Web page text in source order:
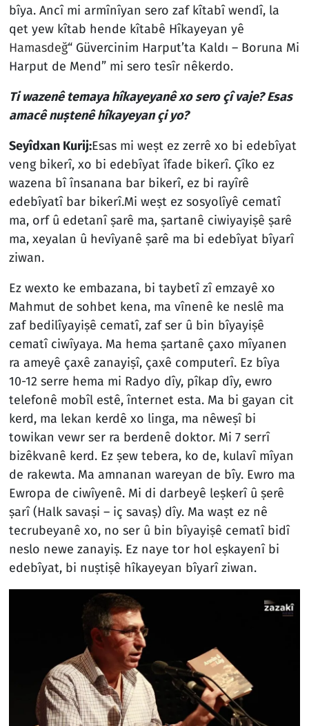
bîya. Ancî mi armînîyan sero zaf kîtabî wendî, la
qet yew kîtab hende kîtabê Hîkayeyan yê
Hamasdeğ“ Güvercinim Harput’ta Kaldı – Boruna Mi
Harput de Mend” mi sero tesîr nêkerdo.
Ti wazenê temaya hîkayeyanê xo sero çî vaje? Esas
amacê nuṣtenê hîkayeyan çi yo?
Seyîdxan Kurij:Esas mi weṣt ez zerrê xo bi edebîyat
veng bikerî, xo bi edebîyat îfade bikerî. Çîko ez
wazena bî însanana bar bikerî, ez bi rayîrê
edebîyatî bar bikerî.Mi weṣt ez sosyolîyê cematî
ma, orf û edetanî ṣarê ma, ṣartanê ciwiyayiṣê ṣarê
ma, xeyalan û hevîyanê ṣarê ma bi edebîyat bîyarî
ziwan.
Ez wexto ke embazana, bi taybetî zî emzayê xo
Mahmut de sohbet kena, ma vînenê ke neslê ma
zaf bedilîyayiṣê cematî, zaf ser û bin bîyayiṣê
cematî ciwîyaya. Ma hema ṣartanê çaxo mîyanen
ra ameyê çaxê zanayiṣî, çaxê computerî. Ez bîya
10-12 serre hema mi Radyo dîy, pîkap dîy, ewro
telefonê mobîl estê, înternet esta. Ma bi gayan cit
kerd, ma lekan kerdê xo linga, ma nêweṣî bi
towikan vewr ser ra berdenê doktor. Mi 7 serrî
bizêkvanê kerd. Ez ṣew tebera, ko de, kulavî mîyan
de rakewta. Ma amnanan wareyan de bîy. Ewro ma
Ewropa de ciwîyenê. Mi di darbeyê leṣkerî û ṣerê
ṣarî (Halk savaṣi – iç savaṣ) dîy. Ma waṣt ez nê
tecrubeyanê xo, no ser û bin bîyayiṣê cematî bidî
neslo newe zanayiṣ. Ez naye tor hol eṣkayenî bi
edebîyat, bi nuṣtiṣê hîkayeyan bîyarî ziwan.